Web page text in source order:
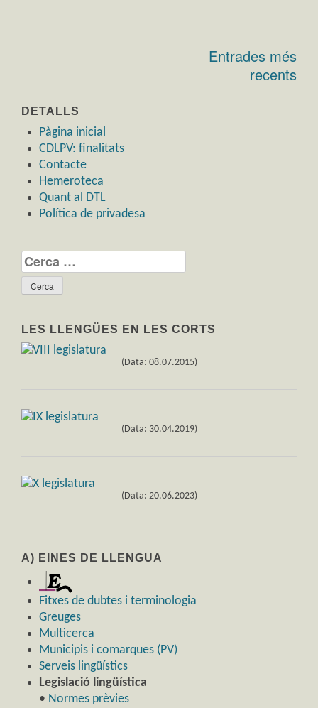
Entrades més
recents
DETALLS
Pàgina inicial
CDLPV: finalitats
Contacte
Hemeroteca
Quant al DTL
Política de privadesa
Cerca:
LES LLENGÜES EN LES CORTS
(Data: 08.07.2015)
(Data: 30.04.2019)
(Data: 20.06.2023)
A) EINES DE LLENGUA
Fitxes de dubtes i terminologia
Greuges
Multicerca
Municipis i comarques (PV)
Serveis lingüístics
Legislació lingüística
• Normes prèvies